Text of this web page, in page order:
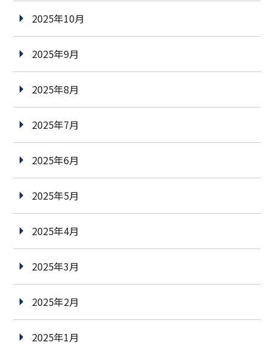
2025年10月
2025年9月
2025年8月
2025年7月
2025年6月
2025年5月
2025年4月
2025年3月
2025年2月
2025年1月